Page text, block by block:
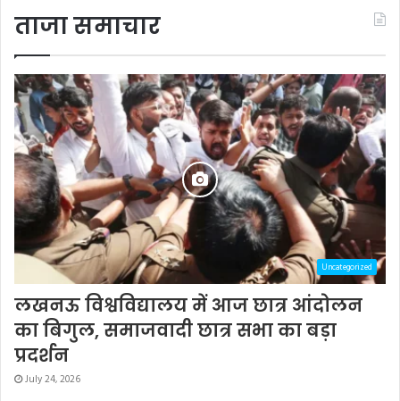
ताजा समाचार
Uncategorized
लखनऊ विश्वविद्यालय में आज छात्र आंदोलन
का बिगुल, समाजवादी छात्र सभा का बड़ा
प्रदर्शन
July 24, 2026